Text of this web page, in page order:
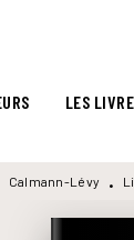
LES
Calmann-Lévy •